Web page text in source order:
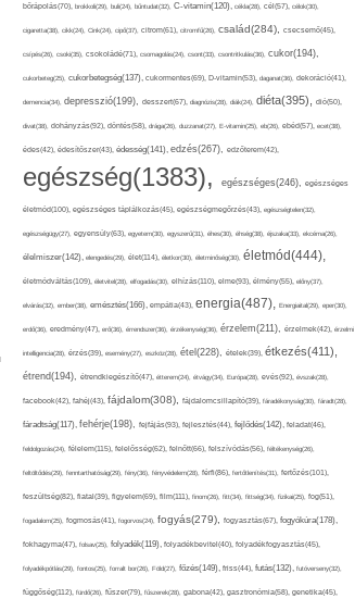
bőrápolás(70), brokkoli(29), buli(24), bűntudat(32), C-vitamin(120), cékla(28), cél(57), célok(30),
cigaretta(38), cikk(24), Cink(24), cipő(37), citrom(61), citromfű(26), család(284), csecsemő(45),
csípés(26), csoki(35), csokoládé(71), csomagolás(24), csont(33), csontritkulás(36), cukor(194),
cukorbeteg(25), cukorbetegség(137), cukormentes(69), D-vitamin(53), daganat(36), dekoráció(41),
demencia(34), depresszió(199), desszert(67), diagnózis(28), diák(24), diéta(395), dió(50),
divat(38), dohányzás(92), döntés(58), drága(26), duzzanat(27), E-vitamin(25), eb(26), ebéd(57), ecet(38),
édes(42), édesítőszer(43), édesség(141), edzés(267), edzőterem(42),
egészség(1383), egészséges(246), egészséges
életmód(100), egészséges táplálkozás(45), egészségmegőrzés(43), egészségtelen(32),
egészségügy(27), egyensúly(63), egyetem(30), egyszerű(31), éhes(30), éhség(38), éjszaka(33), ekcéma(26),
élelmiszer(142), elengedés(29), élet(114), életkor(30), életminőség(30), életmód(444),
életmódváltás(109), életvitel(28), elfogadás(30), elhízás(110), elme(93), élmény(55), előny(37),
elvárás(32), ember(38), emésztés(166), empátia(43), energia(487), Energiaital(29), eper(30),
erdő(36), eredmény(47), erő(36), érrendszer(36), érzékenység(36), érzelem(211), érzelmek(42), érzelmi
intelligencia(28), érzés(39), esemény(27), eszköz(28), étel(228), ételek(39), étkezés(411),
étrend(194), étrendkiegészítő(47), étterem(24), étvágy(34), Európa(28), evés(92), évszak(28),
facebook(42), fahéj(43), fájdalom(308), fájdalomcsillapító(39), fáradékonyság(30), fáradt(28),
fáradtság(117), fehérje(198), fejfájás(93), fejlesztés(44), fejlődés(142), feladat(46),
feldolgozás(24), félelem(115), felelősség(62), felnőtt(66), felszívódás(56), féltékenység(26),
feltöltődés(29), fenntarthatóság(29), fény(36), fényvédelem(28), férfi(86), fertőtlenítés(31), fertőzés(101),
feszültség(82), fiatal(39), figyelem(69), film(111), finom(26), fitt(34), fittség(34), fizikai(25), fog(51),
fogadalom(25), fogmosás(41), fogorvos(24), fogyás(279), fogyasztás(67), fogyókúra(178),
fokhagyma(47), folsav(25), folyadék(119), folyadékbevitel(40), folyadékfogyasztás(45),
folyadékpótlás(29), fontos(25), forralt bor(26), Föld(27), főzés(149), friss(44), futás(132), futóverseny(32),
függőség(112), fürdő(26), fűszer(79), fűszerek(28), gabona(42), gasztronómia(58), genetika(45),